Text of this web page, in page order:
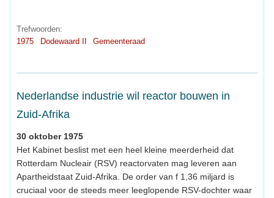
Trefwoorden:
1975
Dodewaard II Gemeenteraad
Nederlandse industrie wil reactor bouwen in
Zuid-Afrika
30 oktober 1975
Het Kabinet beslist met een heel kleine meerderheid dat
Rotterdam Nucleair (RSV) reactorvaten mag leveren aan
Apartheidstaat Zuid-Afrika. De order van f 1,36 miljard is
cruciaal voor de steeds meer leeglopende RSV-dochter waar